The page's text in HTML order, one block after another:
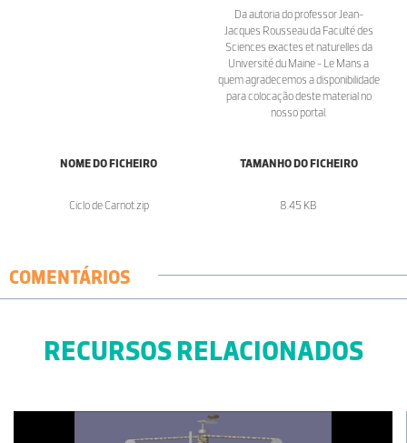
Da autoria do professor Jean-
Jacques Rousseau da Faculté des
Sciences exactes et naturelles da
Université du Maine - Le Mans a
quem agradecemos a disponibilidade
para colocação deste material no
nosso portal.
NOME DO FICHEIRO
Ciclo de Carnot.zip
TAMANHO DO FICHEIRO
8.45 KB
COMENTÁRIOS
RECURSOS RELACIONADOS